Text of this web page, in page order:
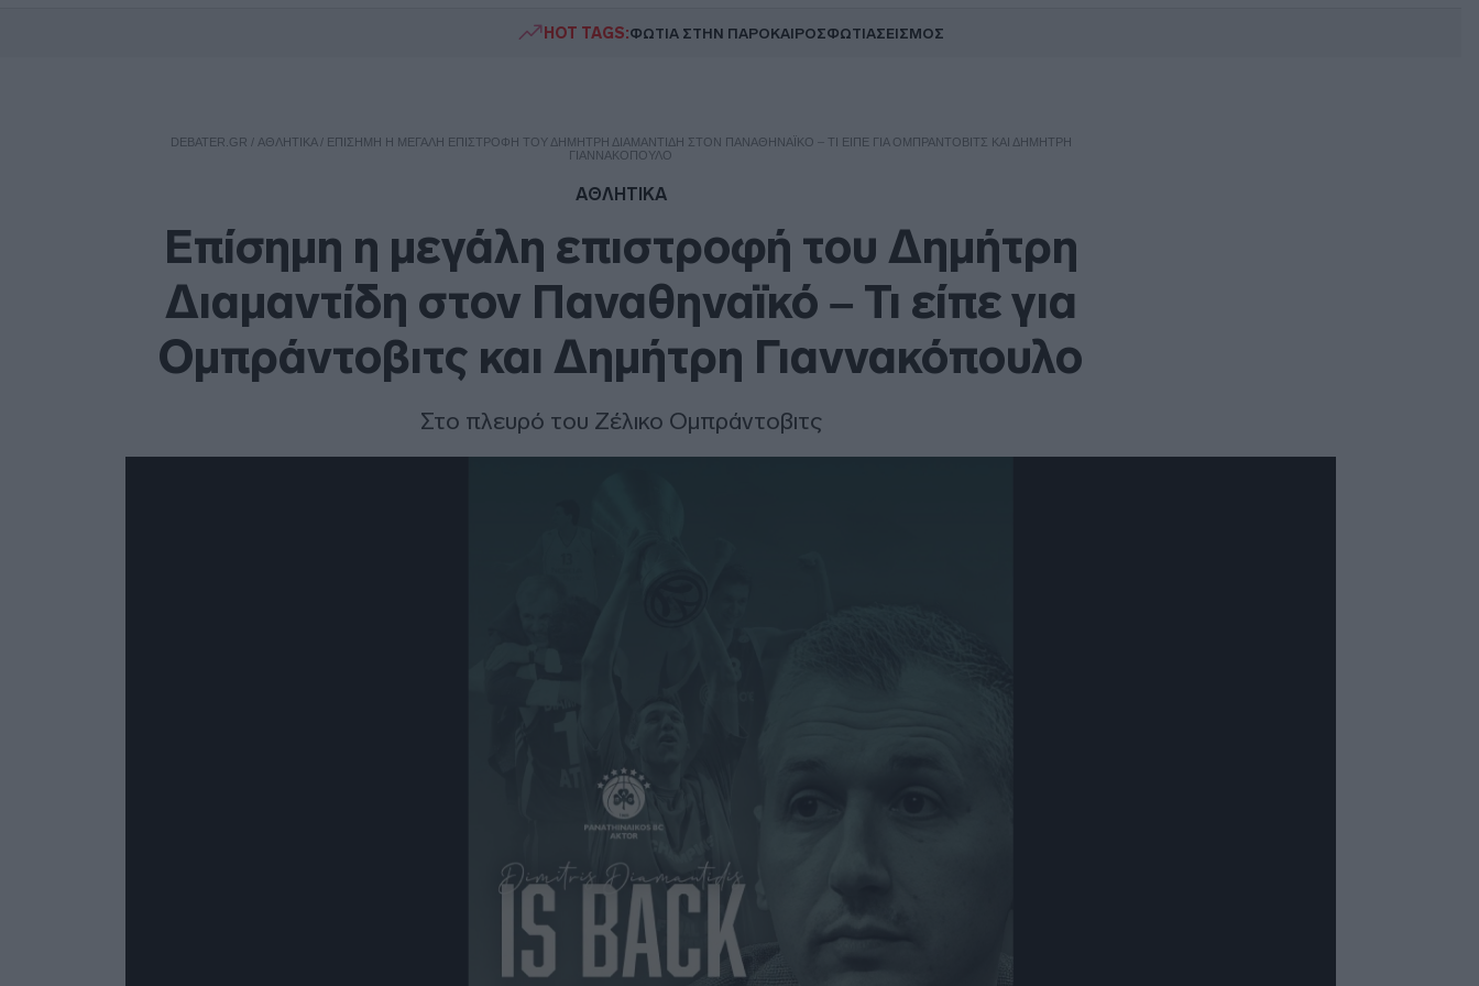
HOT TAGS:ΦΩΤΙΑ ΣΤΗΝ ΠΑΡΟΚΑΙΡΟΣΦΩΤΙΑΣΕΙΣΜΟΣ
DEBATER.GR / ΑΘΛΗΤΙΚΑ/ ΕΠΊΣΗΜΗ Η ΜΕΓΆΛΗ ΕΠΙΣΤΡΟΦΉ ΤΟΥ ΔΗΜΉΤΡΗ ΔΙΑΜΑΝΤΊΔΗ ΣΤΟΝ ΠΑΝΑΘΗΝΑΪΚΌ – ΤΙ ΕΊΠΕ ΓΙΑ ΟΜΠΡΆΝΤΟΒΙΤΣ ΚΑΙ ΔΗΜΉΤΡΗ
ΓΙΑΝΝΑΚΌΠΟΥΛΟ
ΑΘΛΗΤΙΚΑ
Επίσημη η μεγάλη επιστροφή του Δημήτρη
Διαμαντίδη στον Παναθηναϊκό – Τι είπε για
Ομπράντοβιτς και Δημήτρη Γιαννακόπουλο
Στο πλευρό του Ζέλικο Ομπράντοβιτς